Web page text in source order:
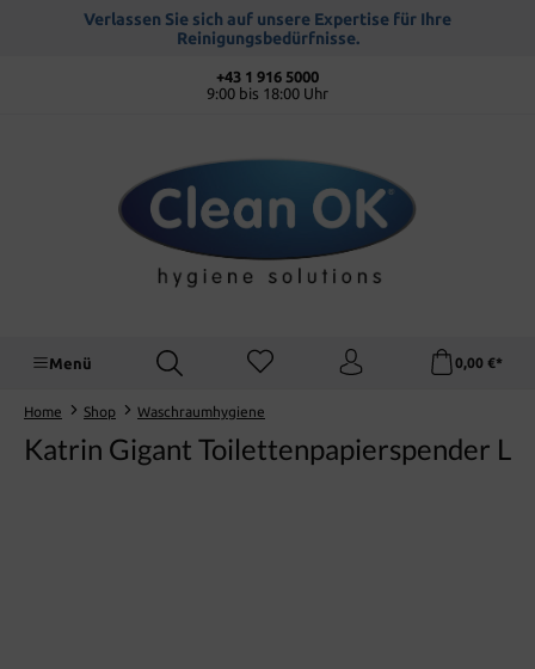
springenVerlassen Sie sich auf unsere Expertise für Ihre
Reinigungsbedürfnisse.
+43 1 916 5000
9:00 bis 18:00 Uhr
Menü 0,00 €*
Home Shop Waschraumhygiene
Katrin Gigant Toilettenpapierspender L